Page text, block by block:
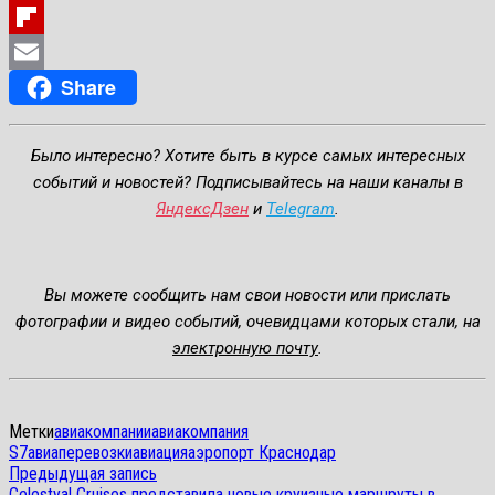
Pinterest
Flipboard
Email
Share
Было интересно? Хотите быть в курсе самых интересных
событий и новостей? Подписывайтесь на наши каналы в
ЯндексДзен и Telegram.
Вы можете сообщить нам свои новости или прислать
фотографии и видео событий, очевидцами которых стали, на
электронную почту.
Меткиавиакомпанииавиакомпания
S7авиаперевозкиавиацияаэропорт Краснодар
Навигация
Предыдущая запись